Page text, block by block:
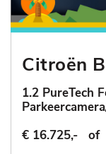
Citroën
1.2 PureTech
€ 16.725,-
of